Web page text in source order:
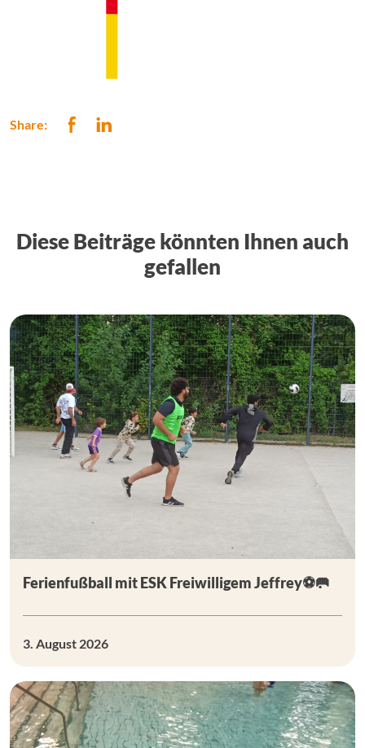
Share:
Diese Beiträge könnten Ihnen auch
gefallen
Ferienfußball mit ESK Freiwilligem Jeffrey⚽🥅
3. August 2026